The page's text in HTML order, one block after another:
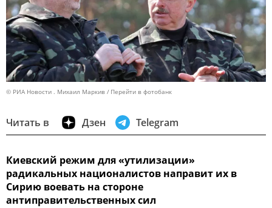
© РИА Новости . Михаил Маркив Перейти в фотобанк
Читать в Дзен Telegram
Киевский режим для «утилизации»
радикальных националистов направит их в
Сирию воевать на стороне
антиправительственных сил